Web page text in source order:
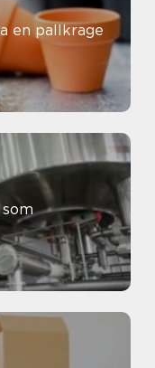
en pallkrage